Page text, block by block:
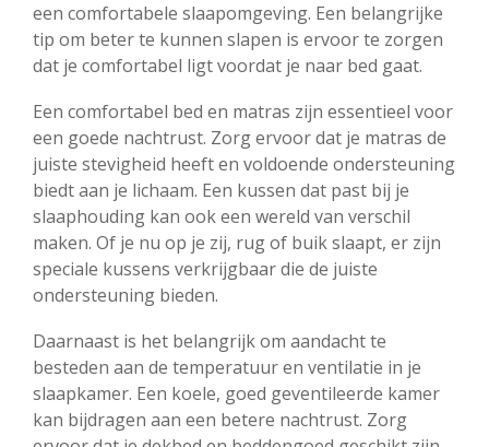
een comfortabele slaapomgeving. Een belangrijke
tip om beter te kunnen slapen is ervoor te zorgen
dat je comfortabel ligt voordat je naar bed gaat.
Een comfortabel bed en matras zijn essentieel voor
een goede nachtrust. Zorg ervoor dat je matras de
juiste stevigheid heeft en voldoende ondersteuning
biedt aan je lichaam. Een kussen dat past bij je
slaaphouding kan ook een wereld van verschil
maken. Of je nu op je zij, rug of buik slaapt, er zijn
speciale kussens verkrijgbaar die de juiste
ondersteuning bieden.
Daarnaast is het belangrijk om aandacht te
besteden aan de temperatuur en ventilatie in je
slaapkamer. Een koele, goed geventileerde kamer
kan bijdragen aan een betere nachtrust. Zorg